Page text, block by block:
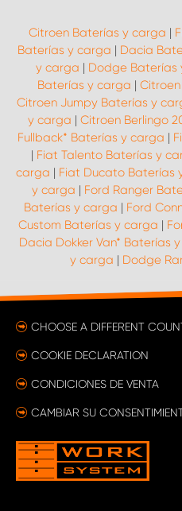
Citroen Baterías y carga |
Baterías y carga | Dacia
y carga | Dodge Baterías
Baterías y carga |
Citroen Jumpy Baterías y
y carga | Citroen Berlingo
Fullback* Baterías y carga |
| Fiat Talento Baterías y
carga | Fiat Ducato Baterías
y carga | Ford Ranger
Baterías y carga | Ford
Custom Baterías y carga |
Dacia Dokker Van* Baterías
y carga | Dodge
CHOOSE A DIFFERENT
COOKIE DECLARATION
CONDICIONES DE VENTA
CAMBIAR SU